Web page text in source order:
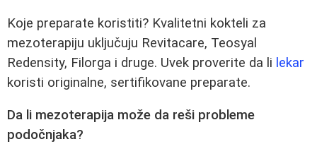
Koje preparate koristiti? Kvalitetni kokteli za
mezoterapiju uključuju Revitacare, Teosyal
Redensity, Filorga i druge. Uvek proverite da li lekar
koristi originalne, sertifikovane preparate.
Da li mezoterapija može da reši probleme
podočnjaka?